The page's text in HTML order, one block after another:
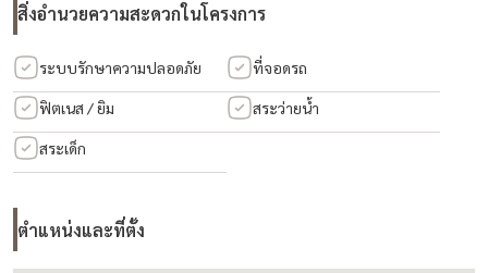
สิ่งอำนวยความสะดวกในโครงการ
ระบบรักษาความปลอดภัย ที่จอดรถ
ฟิตเนส / ยิม สระว่ายน้ำ
สระเด็ก
ตำแหน่งและที่ตั้ง